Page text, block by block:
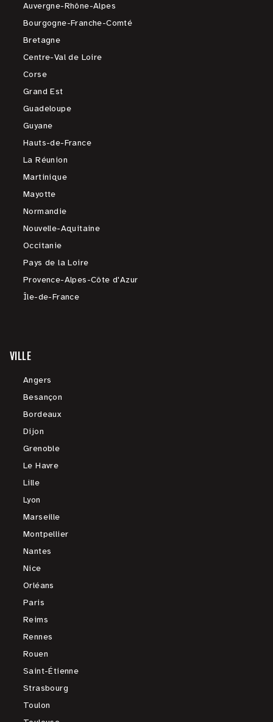
Auvergne-Rhône-Alpes
Bourgogne-Franche-Comté
Bretagne
Centre-Val de Loire
Corse
Grand Est
Guadeloupe
Guyane
Hauts-de-France
La Réunion
Martinique
Mayotte
Normandie
Nouvelle-Aquitaine
Occitanie
Pays de la Loire
Provence-Alpes-Côte d'Azur
Île-de-France
VILLE
Angers
Besançon
Bordeaux
Dijon
Grenoble
Le Havre
Lille
Lyon
Marseille
Montpellier
Nantes
Nice
Orléans
Paris
Reims
Rennes
Rouen
Saint-Étienne
Strasbourg
Toulon